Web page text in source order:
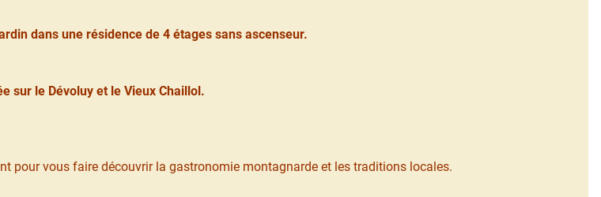
dans une résidence de 4 étages sans ascenseur.
sur le Dévoluy et le Vieux Chaillol.
pour vous faire découvrir la gastronomie montagnarde et les traditions locales.